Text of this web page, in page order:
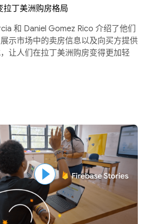
拉丁美洲购房格局
和 Daniel Gomez Rico 介绍了他们
示市场中的卖房信息以及向买方提供
让人们在拉丁美洲购房变得更加轻